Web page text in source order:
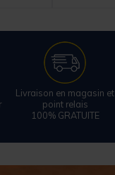
Livraison en magasin et
point relais
100% GRATUITE